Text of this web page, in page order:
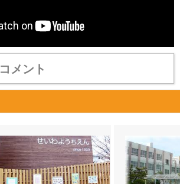
メント